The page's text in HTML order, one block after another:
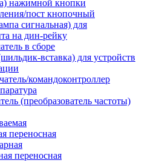
нажимной кнопки
пост кнопочный
сигнальная) для
на дин-рейку
в сборе
вставка) для устройств
командоконтроллер
(преобразователь частоты)
переносная
переносная